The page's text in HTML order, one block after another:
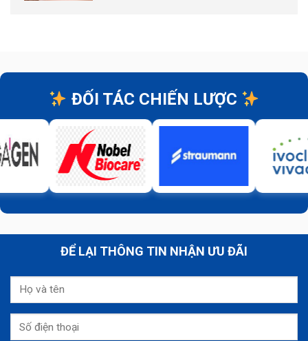
ĐỐI TÁC CHIẾN LƯỢC
ĐỂ LẠI THÔNG TIN NHẬN ƯU ĐÃI